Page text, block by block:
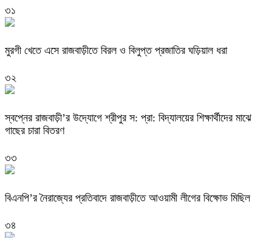
৩১
মুরগী খেতে এসে রাজবাড়ীতে বিরল ও বিলুপ্ত প্রজাতির ঘড়িয়াল ধরা
৩২
স্বপ্নের রাজবাড়ী’র উদ্যোগে শ্রীপুর স: প্রা: বিদ্যালয়ের শিক্ষার্থীদের মাঝে
গাছের চারা বিতরণ
৩৩
বিএনপি’র নৈরাজ্যের প্রতিবাদে রাজবাড়ীতে আওয়ামী লীগের বিক্ষোভ মিছিল
৩৪